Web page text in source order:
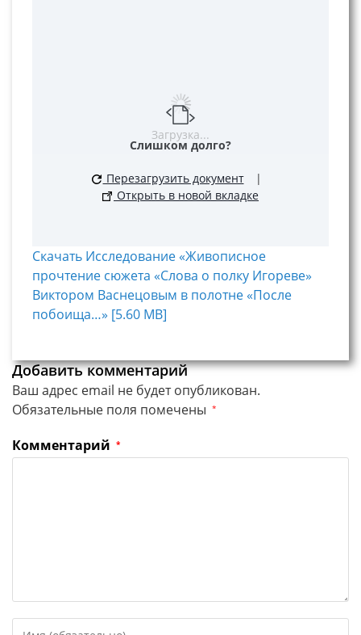
Загрузка...
Слишком долго?
Перезагрузить документ
|
Открыть в новой вкладке
Скачать Исследование «Живописное
прочтение сюжета «Слова о полку Игореве»
Виктором Васнецовым в полотне «После
побоища…» [5.60 MB]
Добавить комментарий
Ваш адрес email не будет опубликован.
Обязательные поля помечены *
Комментарий *